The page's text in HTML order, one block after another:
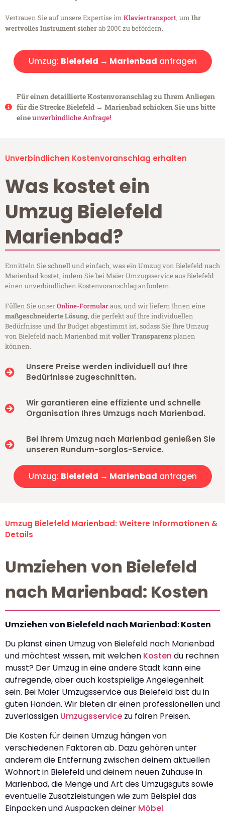
Vertrauen Sie auf unsere Expertise im Klaviertransport, um Ihr
wertvolles Instrument sicherab 200€ zu befördern.
Umzug: Bielefeld → Marienbad anfragen
Für einen detaillierte Kostenvoranschlag zu Ihrem Anliegen
für die Strecke Bielefeld → Marienbad schicken Sie uns bitte
eineunverbindliche Anfrage!
Unverbindlichen Kostenvoranschlag erhalten
Was kostet ein
Umzug Bielefeld
Marienbad?
Ermitteln Sie schnell und einfach, was ein Umzug von Bielefeld nach
Marienbad kostet, indem Sie bei Maier Umzugsservice aus Bielefeld
einen unverbindlichen Kostenvoranschlag anfordern.
Füllen Sie unserOnline-Formularaus, und wir liefern Ihnen eine
maßgeschneiderte Lösung, die perfekt auf Ihre individuellen
Bedürfnisse und Ihr Budget abgestimmt ist, sodass Sie Ihre Umzug
von Bielefeld nach Marienbad mitvoller Transparenzplanen
können.
Unsere Preise werden individuell auf Ihre
Bedürfnisse zugeschnitten.
Wir garantieren eine effiziente und schnelle
Organisation Ihres Umzugs nach Marienbad.
Bei Ihrem Umzug nach Marienbad genießen Sie
unseren Rundum-sorglos-Service.
Umzug: Bielefeld → Marienbad anfragen
Umzug Bielefeld Marienbad: Weitere Informationen &
Details
Umziehen von Bielefeld
nach Marienbad: Kosten
Umziehen von Bielefeld nach Marienbad: Kosten
Du planst einen Umzug von Bielefeld nach Marienbad
und möchtest wissen, mit welchen Kosten du rechnen
musst? Der Umzug in eine andere Stadt kann eine
aufregende, aber auch kostspielige Angelegenheit
sein. Bei Maier Umzugsservice aus Bielefeld bist du in
guten Händen. Wir bieten dir einen professionellen und
zuverlässigen Umzugsservice zu fairen Preisen.
Die Kosten für deinen Umzug hängen von
verschiedenen Faktoren ab. Dazu gehören unter
anderem die Entfernung zwischen deinem aktuellen
Wohnort in Bielefeld und deinem neuen Zuhause in
Marienbad, die Menge und Art des Umzugsguts sowie
eventuelle Zusatzleistungen wie zum Beispiel das
Einpacken und Auspacken deiner Möbel.